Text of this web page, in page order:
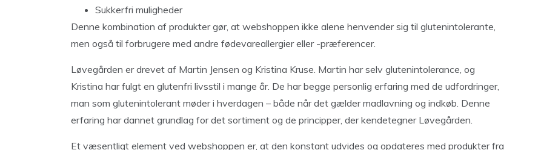
Sukkerfri muligheder
Denne kombination af produkter gør, at webshoppen ikke alene henvender sig til glutenintolerante,
men også til forbrugere med andre fødevareallergier eller -præferencer.
Løvegården er drevet af Martin Jensen og Kristina Kruse. Martin har selv glutenintolerance, og
Kristina har fulgt en glutenfri livsstil i mange år. De har begge personlig erfaring med de udfordringer,
man som glutenintolerant møder i hverdagen – både når det gælder madlavning og indkøb. Denne
erfaring har dannet grundlag for det sortiment og de principper, der kendetegner Løvegården.
Et væsentligt element ved webshoppen er, at den konstant udvides og opdateres med produkter fra